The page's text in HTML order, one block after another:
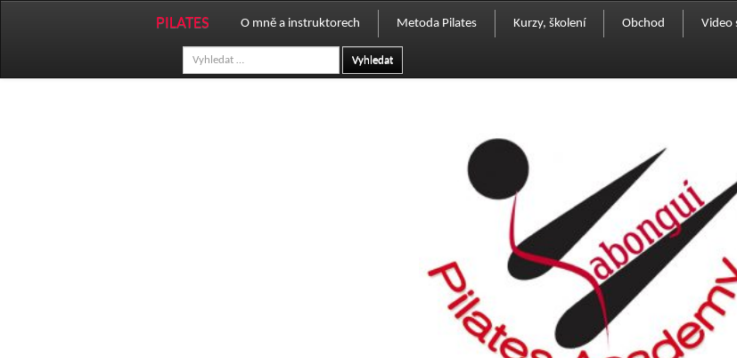
PILATES O mně a instruktorech Metoda Pilates Kurzy, školení
Kurzy pro veřejnost
Ceník
Obchod Video
Vyhledat